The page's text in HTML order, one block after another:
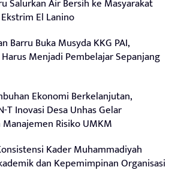
Salurkan Air Bersih ke Masyarakat
El Lanino
Barru Buka Musyda KKG PAI,
Menjadi Pembelajar Sepanjang
Ekonomi Berkelanjutan,
T Inovasi Desa Unhas Gelar
Risiko UMKM
Kader Muhammadiyah
dan Kepemimpinan Organisasi